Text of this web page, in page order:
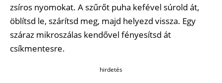
zsíros nyomokat. A szűrőt puha kefével súrold át,
öblítsd le, szárítsd meg, majd helyezd vissza. Egy
száraz mikroszálas kendővel fényesítsd át
csíkmentesre.
hirdetés